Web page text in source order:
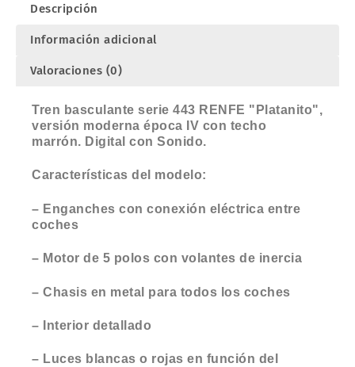
Descripción
Información adicional
Valoraciones (0)
Tren basculante serie 443 RENFE "Platanito",
versión moderna época IV con techo
marrón. Digital con Sonido.
Características del modelo:
– Enganches con conexión eléctrica entre
coches
– Motor de 5 polos con volantes de inercia
– Chasis en metal para todos los coches
– Interior detallado
– Luces blancas o rojas en función del